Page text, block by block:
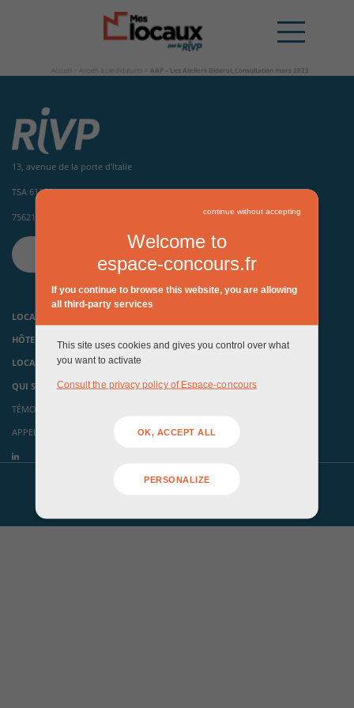
Accueil Appels à candidatures AAP – Les Ateliers Diderot_Consultation mars 2023
13, avenue de la porte d'Italie
TSA 61371
75621 Paris Cedex 13
LOCAUX D’ACTIVITÉS ET HÔTELS INDUSTRIELS
HÔTELS D’ENTREPRISES, PÉPINIÈRES ET INCUBATEURS
LOCAUX ÉVÉNEMENTIELS
QUI SOMMES-NOUS ?
TÉMOIGNAGES
APPELS À CANDIDATURES
continue without accepting
Welcome to
espace-concours.fr
If you continue to browse this website, you are allowing
all third-party services
This site uses cookies and gives you control over what
you want to activate
Consult the privacy policy of Espace-concours
OK, ACCEPT ALL
PERSONALIZE